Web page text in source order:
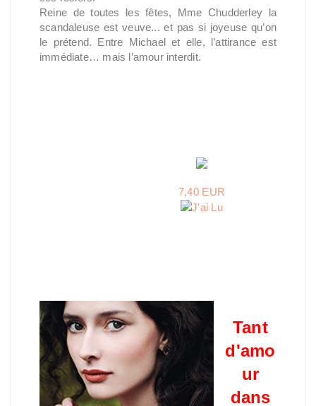
Reine de toutes les fêtes, Mme Chudderley la
scandaleuse est veuve... et pas si joyeuse qu’on
le prétend. Entre Michael et elle, l’attirance est
immédiate… mais l’amour interdit.
7,40 EUR
Tant
d'amo
ur
dans